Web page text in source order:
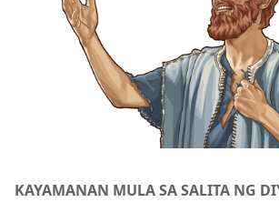
KAYAMANAN MULA SA SALITA NG